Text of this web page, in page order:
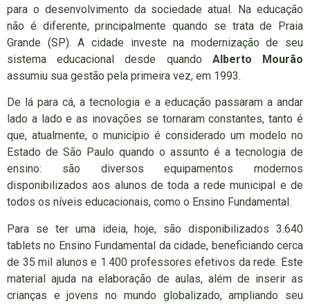
para o desenvolvimento da sociedade atual. Na educação
não é diferente, principalmente quando se trata de Praia
Grande (SP). A cidade investe na modernização de seu
sistema educacional desde quando Alberto Mourão
assumiu sua gestão pela primeira vez, em 1993.
De lá para cá, a tecnologia e a educação passaram a andar
lado a lado e as inovações se tornaram constantes, tanto é
que, atualmente, o município é considerado um modelo no
Estado de São Paulo quando o assunto é a tecnologia de
ensino: são diversos equipamentos modernos
disponibilizados aos alunos de toda a rede municipal e de
todos os níveis educacionais, como o Ensino Fundamental.
Para se ter uma ideia, hoje, são disponibilizados 3.640
tablets no Ensino Fundamental da cidade, beneficiando cerca
de 35 mil alunos e 1.400 professores efetivos da rede. Este
material ajuda na elaboração de aulas, além de inserir as
crianças e jovens no mundo globalizado, ampliando seu